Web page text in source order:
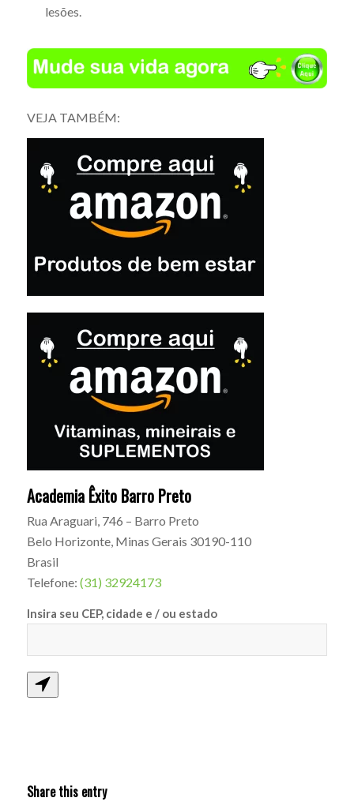
lesões.
VEJA TAMBÉM:
Academia Êxito Barro Preto
Rua Araguari, 746 – Barro Preto
Belo Horizonte, Minas Gerais 30190-110
Brasil
Telefone: (31) 32924173
Insira seu CEP, cidade e / ou estado
Share this entry